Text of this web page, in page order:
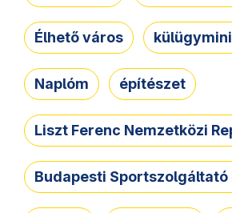
Élhető város
Naplóm építészet
Liszt Ferenc Nemzetközi
Budapesti Sportszolgáltató